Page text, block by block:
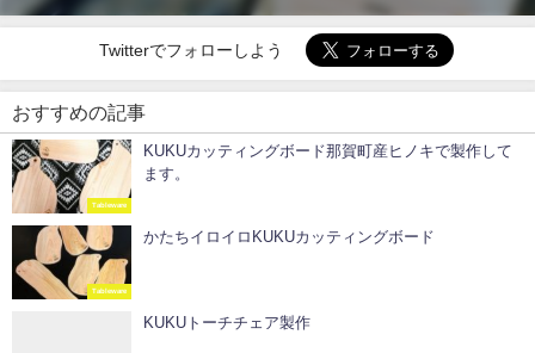
Twitterでフォローしよう
おすすめの記事
Tableware
KUKUカッティングボード那賀町産ヒノキで製作して
ます。
Tableware
かたちイロイロKUKUカッティングボード
KUKUトーチチェア製作